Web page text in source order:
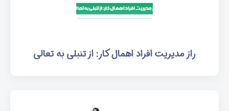
راز مدیریت افراد اهمال کار: از تنبلی به تعالی